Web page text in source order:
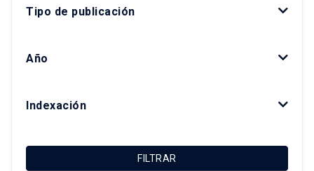
Gonzalo Salazar Preece
Tipo de publicación
Año
Indexación
FILTRAR